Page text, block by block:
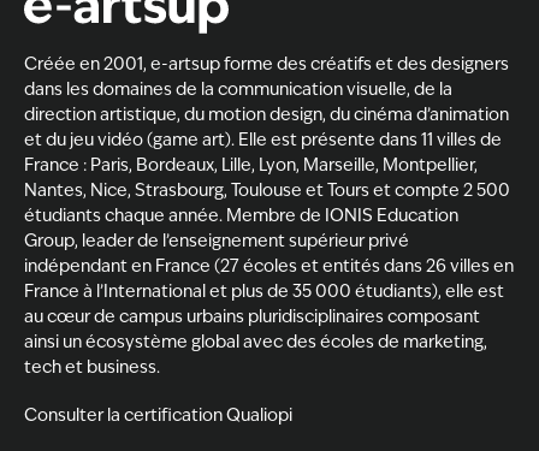
Créée en 2001, e-artsup forme des créatifs et des designers
dans les domaines de la communication visuelle, de la
direction artistique, du motion design, ducinéma d’animation
et du jeu vidéo (game art). Elle est présente dans 11 villes de
France : Paris, Bordeaux, Lille, Lyon, Marseille, Montpellier,
Nantes, Nice, Strasbourg, Toulouse etTourset compte 2 500
étudiants chaque année. Membre de IONIS Education
Group, leader de l’enseignement supérieur privé
indépendant en France (27 écoles et entités dans 26 villes en
France à l’International et plus de 35 000 étudiants), elle est
au cœur de campus urbains pluridisciplinaires composant
ainsi un écosystème global avec des écoles de marketing,
tech et business.
Consulter la certification Qualiopi